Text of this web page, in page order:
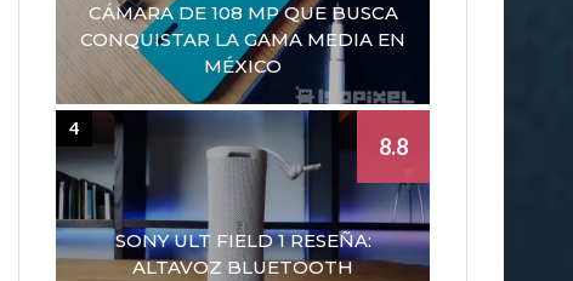
CÁMARA DE 108 MP QUE BUSCA
CONQUISTAR LA GAMA MEDIA EN
MÉXICO
SONY ULT FIELD 1 RESEÑA:
ALTAVOZ BLUETOOTH
8.8
4